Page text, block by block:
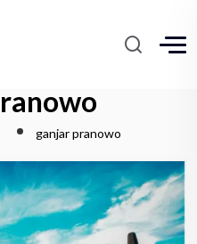
ganjar pranowo